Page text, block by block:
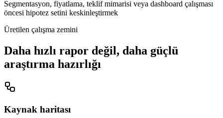
Segmentasyon, fiyatlama, teklif mimarisi veya dashboard çalışması
öncesi hipotez setini keskinleştirmek
Üretilen çalışma zemini
Daha hızlı rapor değil, daha güçlü
araştırma hazırlığı
Kaynak haritası